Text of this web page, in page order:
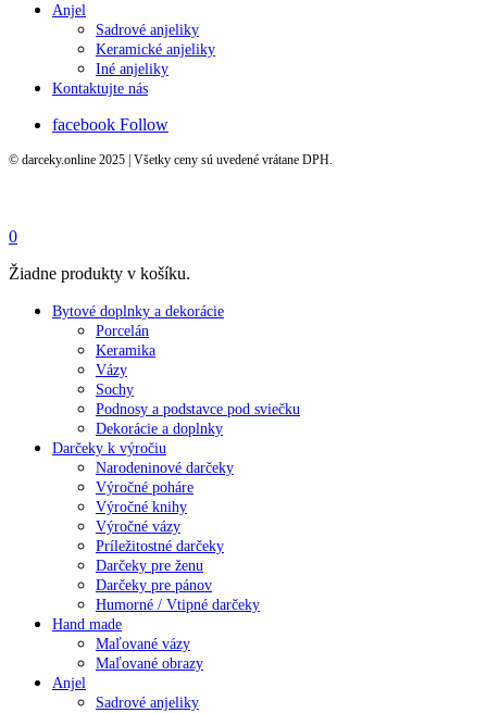
Anjel
Sadrové anjeliky
Keramické anjeliky
Iné anjeliky
Kontaktujte nás
facebook Follow
© darceky.online 2025 | Všetky ceny sú uvedené vrátane DPH.
0
Žiadne produkty v košíku.
Bytové doplnky a dekorácie
Porcelán
Keramika
Vázy
Sochy
Podnosy a podstavce pod sviečku
Dekorácie a doplnky
Darčeky k výročiu
Narodeninové darčeky
Výročné poháre
Výročné knihy
Výročné vázy
Príležitostné darčeky
Darčeky pre ženu
Darčeky pre pánov
Humorné / Vtipné darčeky
Hand made
Maľované vázy
Maľované obrazy
Anjel
Sadrové anjeliky